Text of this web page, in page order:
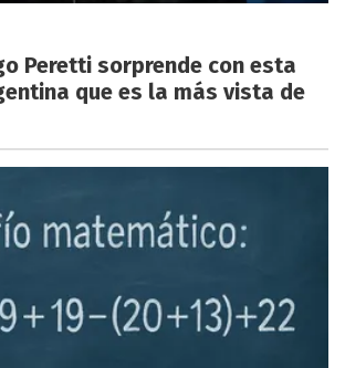
Peretti sorprende con esta
que es la más vista de